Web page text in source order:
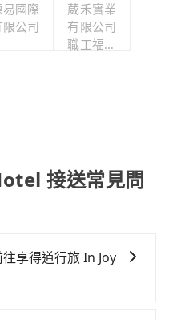
國際
限公司
葳禾實業
有限公司
職工福利
接送常見問
享得道行旅 In Joy